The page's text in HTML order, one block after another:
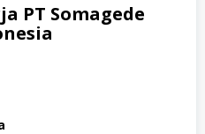
PT Somagede